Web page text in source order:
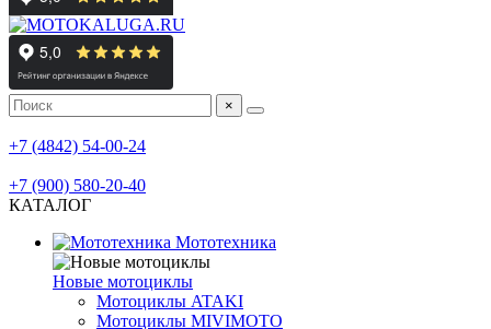
×
+7 (4842) 54-00-24
+7 (900) 580-20-40
КАТАЛОГ
Мототехника
Новые мотоциклы
Мотоциклы ATAKI
Мотоциклы MIVIMOTO